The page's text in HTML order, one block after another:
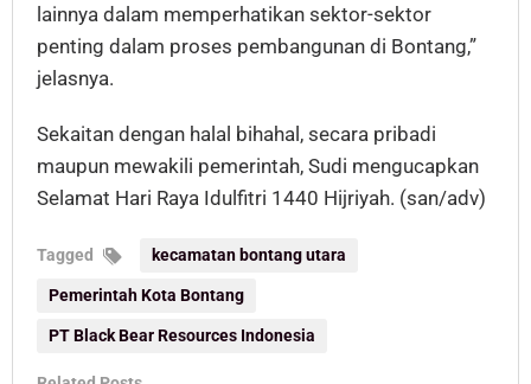
lainnya dalam memperhatikan sektor-sektor
penting dalam proses pembangunan di Bontang,”
jelasnya.
Sekaitan dengan halal bihahal, secara pribadi
maupun mewakili pemerintah, Sudi mengucapkan
Selamat Hari Raya Idulfitri 1440 Hijriyah. (san/adv)
Tagged kecamatan bontang utara
Pemerintah Kota Bontang
PT Black Bear Resources Indonesia